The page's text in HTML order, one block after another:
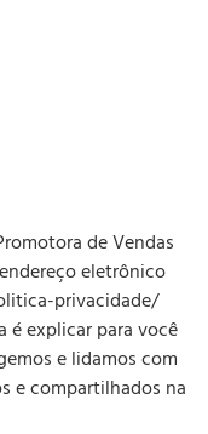
de Vendas
eletrônico
privacidade/
é explicar para você
e lidamos com
e compartilhados na